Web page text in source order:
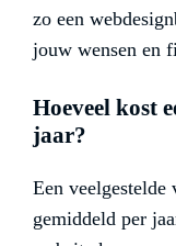
zo een
jouw wensen en
Hoeveel kost
jaar?
Een veelgestelde
gemiddeld per